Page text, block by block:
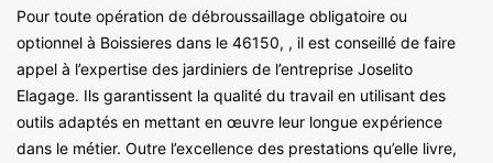
Pour toute opération de débroussaillage obligatoire ou
optionnel à Boissieres dans le 46150, , il est conseillé de faire
appel à l’expertise des jardiniers de l’entreprise Joselito
Elagage. Ils garantissent la qualité du travail en utilisant des
outils adaptés en mettant en œuvre leur longue expérience
dans le métier. Outre l’excellence des prestations qu’elle livre,